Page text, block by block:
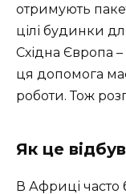
отримують
цілі будинки
Східна Європа –
ця допомога
роботи. Тож
Як це
В Африці часто